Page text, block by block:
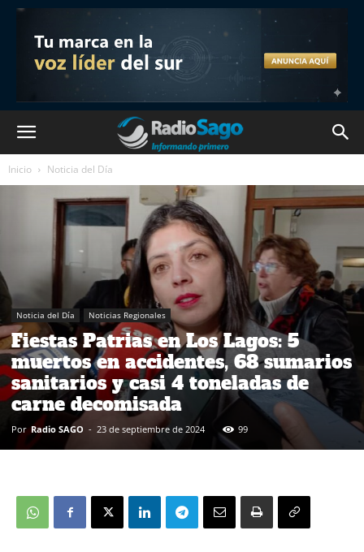
Inicio Noticia del Día
Noticia del Día Noticias Regionales
Fiestas Patrias en Los Lagos: 5
muertos en accidentes, 68 sumarios
sanitarios y casi 4 toneladas de
carne decomisada
Por Radio SAGO - 23 de septiembre de 2024 99